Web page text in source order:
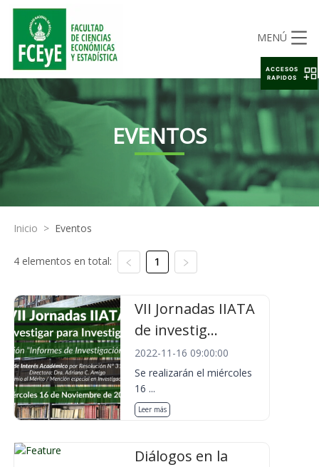
MENÚ
EVENTOS
Inicio > Eventos
4 elementos en total: 1
VII Jornadas IIATA
de investig...
2022-11-16 09:00:00
Se realizarán el miércoles
16 ...
Leer más
Diálogos en la
ACCESOS
RAPIDOS